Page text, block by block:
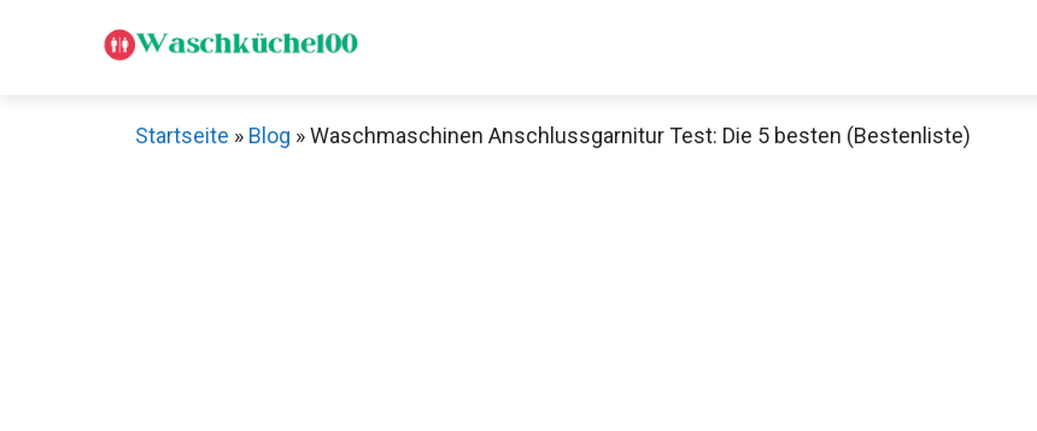
Startseite » Blog »Waschmaschinen Anschlussgarnitur Test: Die 5 besten (Bestenliste)